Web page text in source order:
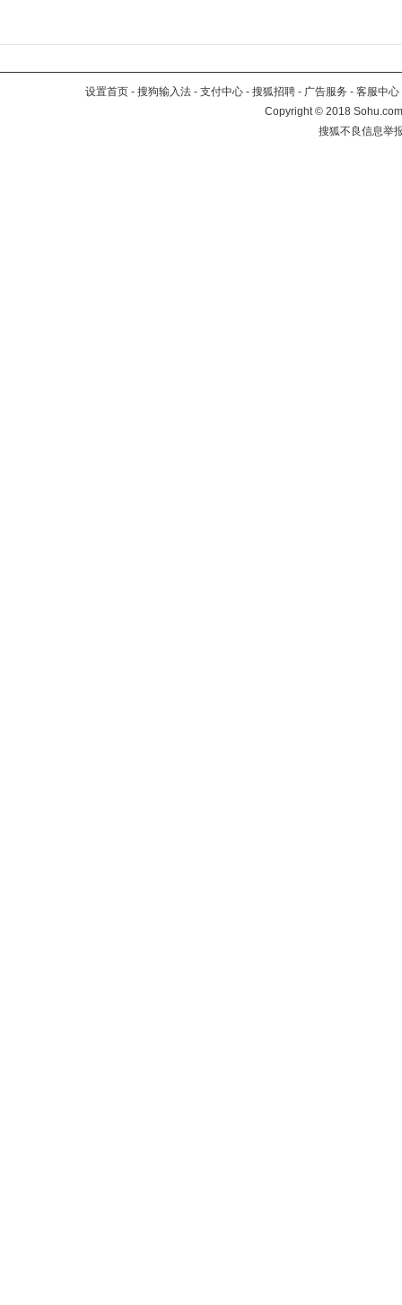
设置首页 - 搜狗输入法 - 支付中心 - 搜狐招聘 - 广告服务 - 客服中心
Copyright©2018
搜狐不良信息举